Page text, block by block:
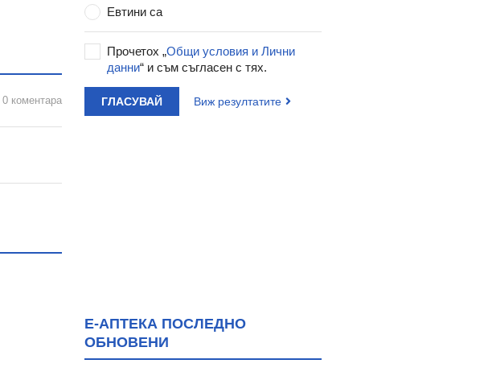
0 коментара
Евтини са
Прочетох „Общи условия и Лични
данни“ и съм съгласен с тях.
ГЛАСУВАЙ Виж резултатите
Е-АПТЕКА ПОСЛЕДНО
ОБНОВЕНИ